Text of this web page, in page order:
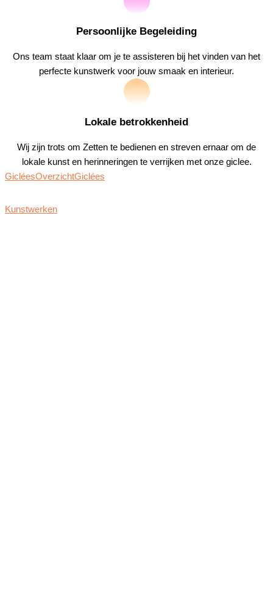
Persoonlijke Begeleiding
Ons team staat klaar om je te assisteren bij het vinden van het
perfecte kunstwerk voor jouw smaak en interieur.
Lokale betrokkenheid
Wij zijn trots om Zetten te bedienen en streven ernaar om de
lokale kunst en herinneringen te verrijken met onze giclee.
GicléesOverzichtGiclées
Kunstwerken